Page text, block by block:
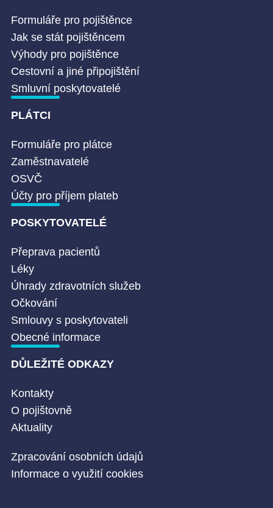
Formuláře pro pojištěnce
Jak se stát pojištěncem
Výhody pro pojištěnce
Cestovní a jiné připojištění
Smluvní poskytovatelé
PLÁTCI
Formuláře pro plátce
Zaměstnavatelé
OSVČ
Účty pro příjem plateb
POSKYTOVATELÉ
Přeprava pacientů
Léky
Úhrady zdravotních služeb
Očkování
Smlouvy s poskytovateli
Obecné informace
DŮLEŽITÉ ODKAZY
Kontakty
O pojištovně
Aktuality
Zpracování osobních údajů
Informace o využití cookies